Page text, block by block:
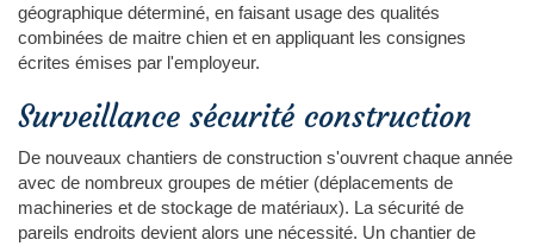
géographique déterminé, en faisant usage des qualités
combinées de maitre chien et en appliquant les consignes
écrites émises par l'employeur.
Surveillance sécurité construction
De nouveaux chantiers de construction s'ouvrent chaque année
avec de nombreux groupes de métier (déplacements de
machineries et de stockage de matériaux). La sécurité de
pareils endroits devient alors une nécessité. Un chantier de